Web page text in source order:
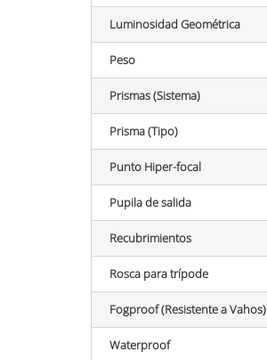
Luminosidad Geométrica
Peso
Prismas (Sistema)
Prisma (Tipo)
Punto Hiper-focal
Pupila de salida
Recubrimientos
Rosca para trípode
Fogproof (Resistente a Vahos)
Waterproof